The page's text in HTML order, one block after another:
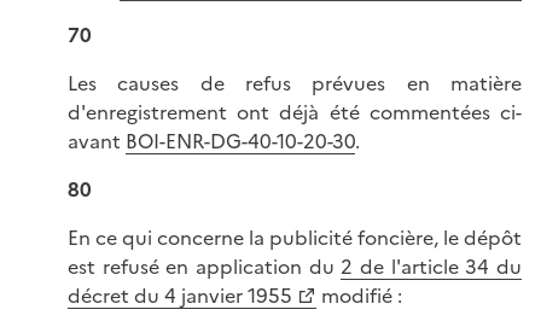
70
Les causes de refus prévues en matière
d'enregistrement ont déjà été commentées ci-
avant BOI-ENR-DG-40-10-20-30.
80
En ce qui concerne la publicité foncière, le dépôt
est refusé en application du 2 de l'article 34 du
décret du 4 janvier 1955
modifié :